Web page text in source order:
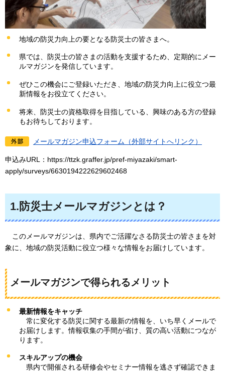
地域の防災力向上の要となる防災士の皆さまへ。
県では、防災士の皆さまの活動を支援するため、定期的にメー
ルマガジンを発信しています。
ぜひこの機会にご登録いただき、地域の防災力向上に役立つ最
新情報をお役立てください。
将来、防災士の資格取得を目指している、興味のある方の登録
もお待ちしております。
メールマガジン申込フォーム（外部サイトへリンク）
申込みURL：https://ttzk.graffer.jp/pref-miyazaki/smart-
apply/surveys/6630194222629602468
1.防災士メールマガジンとは？
このメールマガジンは、県内でご活躍なさる防災士の皆さまを対
象に、地域の防災活動に役立つ様々な情報をお届けしています。
メールマガジンで得られるメリット
最新情報をキャッチ
常に変化する防災に関する最新の情報を、いち早くメールで
お届けします。情報収集の手間が省け、質の高い活動につなが
ります。
スキルアップの機会
県内で開催される研修会やセミナー情報を逃さず確認できま